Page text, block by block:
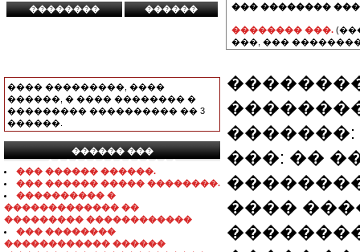
���� ���������, ����
������, � ���� �������� �
��������� ���������� �� 3
������.
������ ���
���������������
��� ������ ������.
��� ������ ����� ��������.
���������� �
������������� ��
��������� ������������
��� ��������
������������ ������
��� ��������
�������� ���.
���, ���
�������:
���: ��
����